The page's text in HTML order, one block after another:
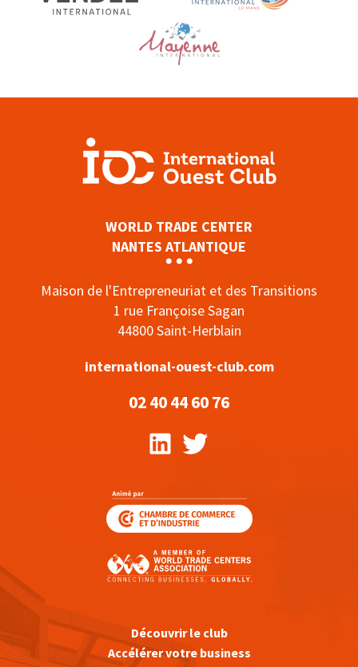
WORLD TRADE CENTER
NANTES ATLANTIQUE
Maison de l'Entrepreneuriat et des Transitions
1 rue Françoise Sagan
44800 Saint-Herblain
international-ouest-club.com
02 40 44 60 76
Découvrir le club
Accélérer votre business